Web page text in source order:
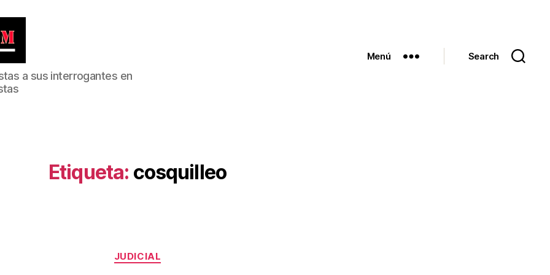
a sus interrogantes en
Menú Search
Etiqueta: cosquilleo
Categorías
JUDICIAL